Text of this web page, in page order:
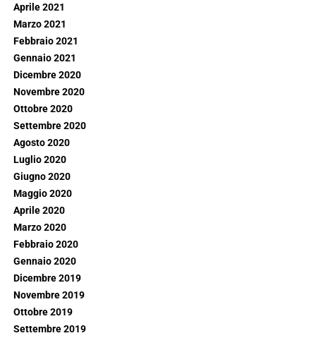
Aprile 2021
Marzo 2021
Febbraio 2021
Gennaio 2021
Dicembre 2020
Novembre 2020
Ottobre 2020
Settembre 2020
Agosto 2020
Luglio 2020
Giugno 2020
Maggio 2020
Aprile 2020
Marzo 2020
Febbraio 2020
Gennaio 2020
Dicembre 2019
Novembre 2019
Ottobre 2019
Settembre 2019